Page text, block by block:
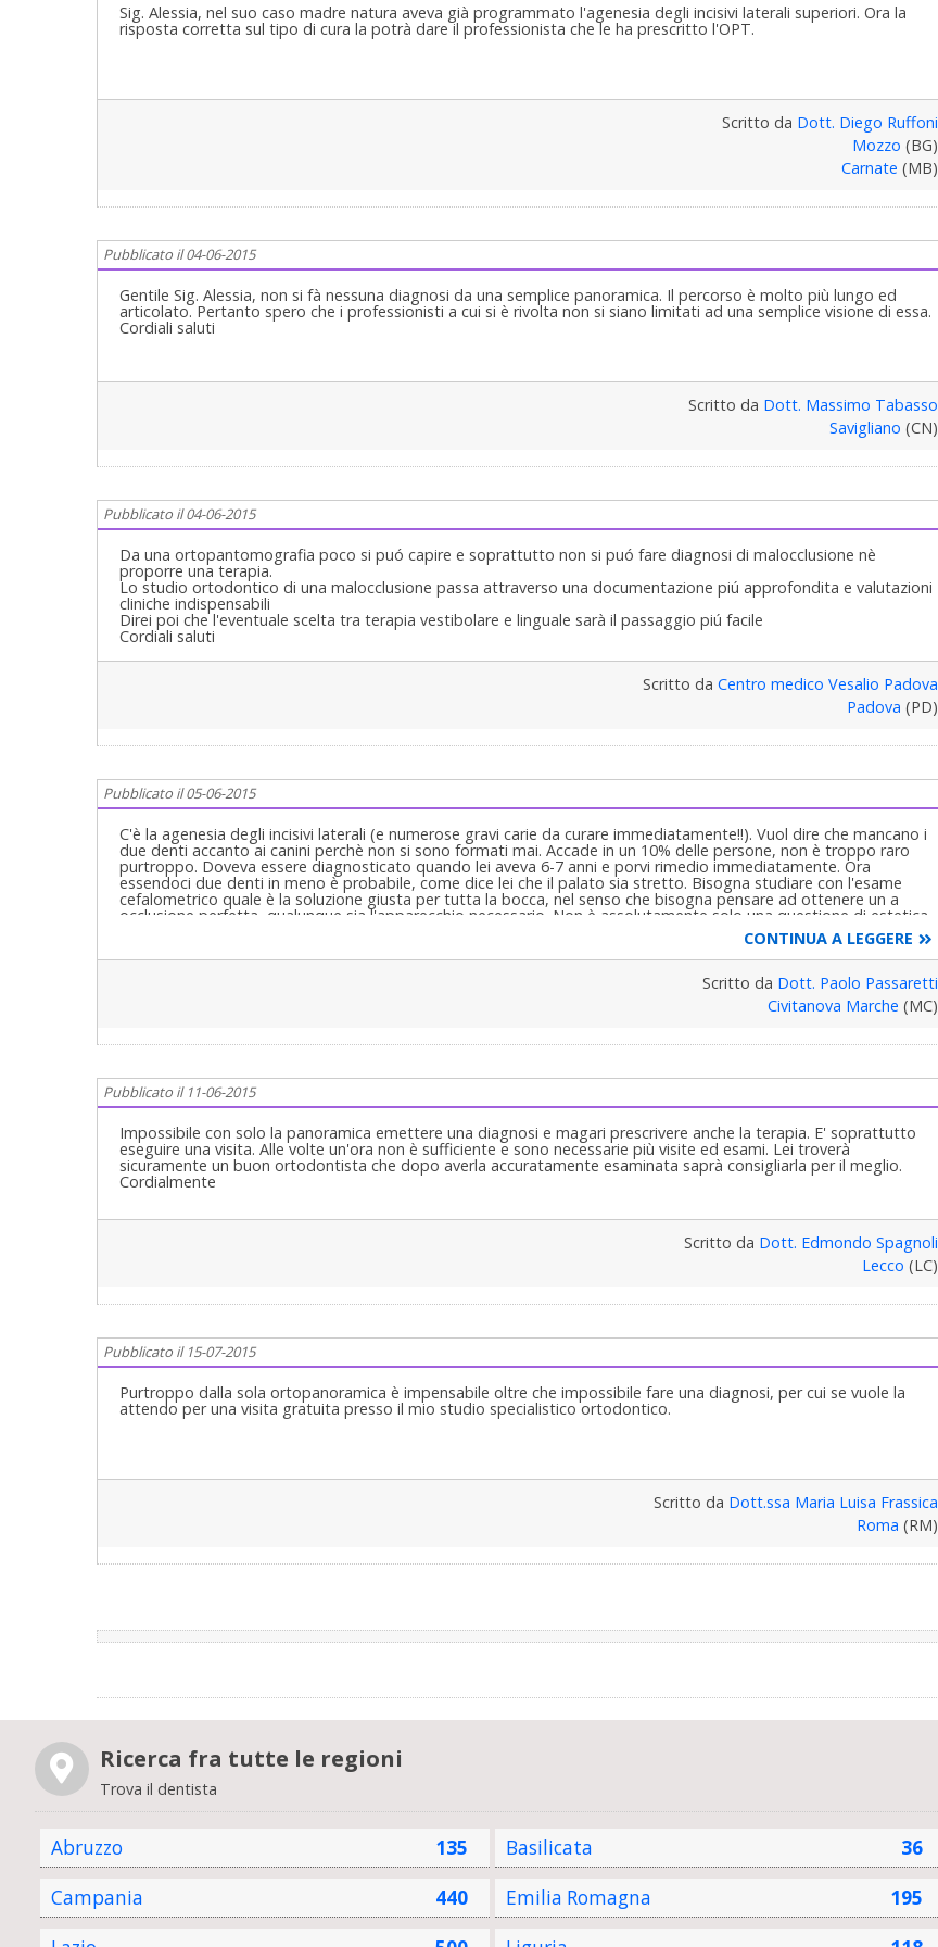
Sig. Alessia, nel suo caso madre natura aveva già programmato l'agenesia degli incisivi laterali superiori. Ora la
risposta corretta sul tipo di cura la potrà dare il professionista che le ha prescritto l'OPT.
Scritto da Dott. Diego Ruffoni
Mozzo (BG)
Carnate (MB)
Pubblicato il 04-06-2015
Gentile Sig. Alessia, non si fà nessuna diagnosi da una semplice panoramica. Il percorso è molto più lungo ed
articolato. Pertanto spero che i professionisti a cui si è rivolta non si siano limitati ad una semplice visione di essa.
Cordiali saluti
Scritto da Dott. Massimo Tabasso
Savigliano (CN)
Pubblicato il 04-06-2015
Da una ortopantomografia poco si puó capire e soprattutto non si puó fare diagnosi di malocclusione nè
proporre una terapia.
Lo studio ortodontico di una malocclusione passa attraverso una documentazione piú approfondita e valutazioni
cliniche indispensabili
Direi poi che l'eventuale scelta tra terapia vestibolare e linguale sarà il passaggio piú facile
Cordiali saluti
Scritto da Centro medico Vesalio Padova
Padova (PD)
Pubblicato il 05-06-2015
C'è la agenesia degli incisivi laterali (e numerose gravi carie da curare immediatamente!!). Vuol dire che mancano i
due denti accanto ai canini perchè non si sono formati mai. Accade in un 10% delle persone, non è troppo raro
purtroppo. Doveva essere diagnosticato quando lei aveva 6-7 anni e porvi rimedio immediatamente. Ora
essendoci due denti in meno è probabile, come dice lei che il palato sia stretto. Bisogna studiare con l'esame
cefalometrico quale è la soluzione giusta per tutta la bocca, nel senso che bisogna pensare ad ottenere un a
occlusione perfetta, qualunque sia l'apparecchio necessario. Non è assolutamente solo una questione di estetica,
CONTINUA A LEGGERE
Scritto da Dott. Paolo Passaretti
Civitanova Marche (MC)
Pubblicato il 11-06-2015
Impossibile con solo la panoramica emettere una diagnosi e magari prescrivere anche la terapia. E' soprattutto
eseguire una visita. Alle volte un'ora non è sufficiente e sono necessarie più visite ed esami. Lei troverà
sicuramente un buon ortodontista che dopo averla accuratamente esaminata saprà consigliarla per il meglio.
Cordialmente
Scritto da Dott. Edmondo Spagnoli
Lecco (LC)
Pubblicato il 15-07-2015
Purtroppo dalla sola ortopanoramica è impensabile oltre che impossibile fare una diagnosi, per cui se vuole la
attendo per una visita gratuita presso il mio studio specialistico ortodontico.
Scritto da Dott.ssa Maria Luisa Frassica
Roma (RM)
Ricerca fra tutte le regioni
Trova il dentista
Abruzzo 135 Basilicata 36
Campania
440 Emilia Romagna 195